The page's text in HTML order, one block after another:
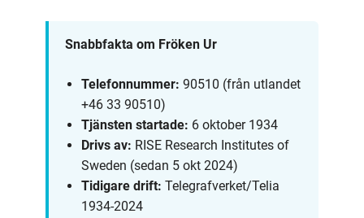
Snabbfakta om Fröken Ur
Telefonnummer: 90510 (från utlandet
+46 33 90510)
Tjänsten startade: 6 oktober 1934
Drivs av: RISE Research Institutes of
Sweden (sedan 5 okt 2024)
Tidigare drift: Telegrafverket/Telia
1934-2024